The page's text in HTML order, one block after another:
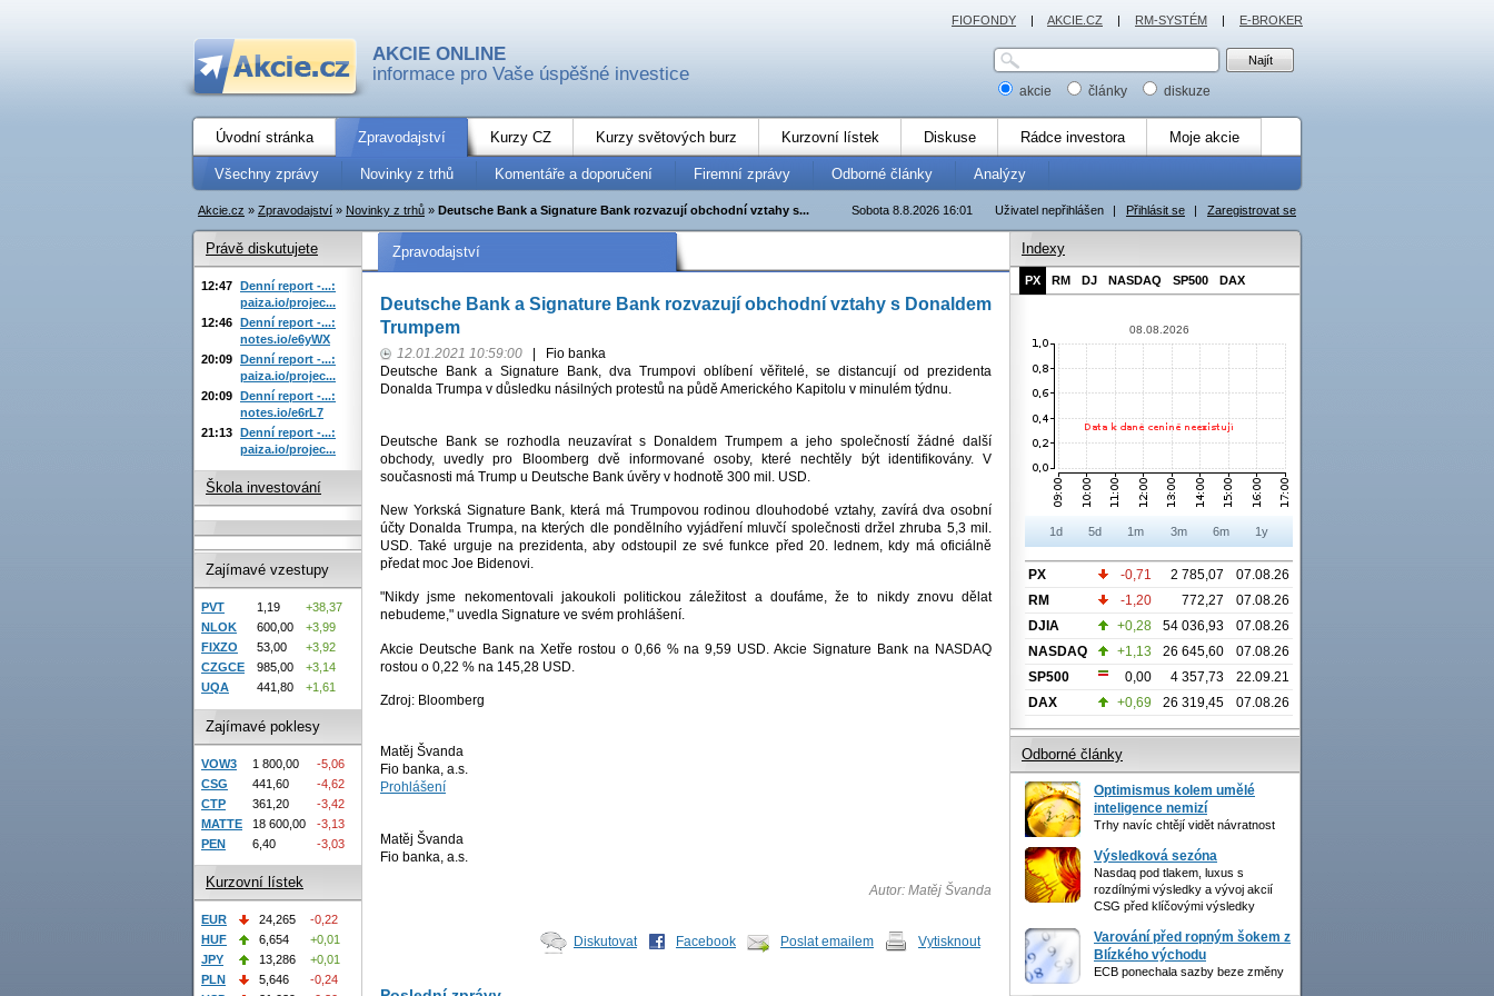
AKCIE ONLINE
informace pro Vaše úspěšné investice
akcie články diskuze
Úvodní stránka Zpravodajství Kurzy CZ Kurzy světových burz Kurzovní lístek Diskuse Rádce investora Moje akcie
Všechny zprávy Novinky z trhů Komentáře a doporučení Firemní zprávy Odborné články Analýzy
Uživatel nepřihlášen | Přihlásit se | Zaregistrovat se
Sobota 8.8.2026 16:01
Akcie.cz » Zpravodajství » Novinky z trhů » Deutsche Bank a Signature Bank rozvazují obchodní vztahy s...
Zpravodajství
Deutsche Bank a Signature Bank rozvazují obchodní vztahy s Donaldem
Trumpem
12.01.2021 10:59:00
Fio banka
Deutsche Bank a Signature Bank, dva Trumpovi oblíbení věřitelé, se distancují od prezidenta
Donalda Trumpa v důsledku násilných protestů na půdě Amerického Kapitolu v minulém týdnu.
Deutsche Bank se rozhodla neuzavírat s Donaldem Trumpem a jeho společností žádné další
obchody, uvedly pro Bloomberg dvě informované osoby, které nechtěly být identifikovány. V
současnosti má Trump u Deutsche Bank úvěry v hodnotě 300 mil. USD.
New Yorkská Signature Bank, která má Trumpovou rodinou dlouhodobé vztahy, zavírá dva osobní
účty Donalda Trumpa, na kterých dle pondělního vyjádření mluvčí společnosti držel zhruba 5,3 mil.
USD. Také urguje na prezidenta, aby odstoupil ze své funkce před 20. lednem, kdy má oficiálně
předat moc Joe Bidenovi.
"Nikdy jsme nekomentovali jakoukoli politickou záležitost a doufáme, že to nikdy znovu dělat
nebudeme," uvedla Signature ve svém prohlášení.
Akcie Deutsche Bank na Xetře rostou o 0,66 %na9,59 USD. Akcie Signature Bank na NASDAQ
rostou o 0,22 % na 145,28 USD.
Zdroj: Bloomberg
Matěj Švanda
Fio banka, a.s.
Prohlášení
Matěj Švanda
Fio banka, a.s.
Autor: Matěj Švanda
Diskutovat Facebook Poslat emailem Vytisknout
Právě diskutujete
12:47 Denní report -...:
paiza.io/projec...
12:46 Denní report -...:
notes.io/e6yWX
20:09 Denní report -...:
paiza.io/projec...
20:09 Denní report -...:
notes.io/e6rL7
21:13 Denní report -...:
paiza.io/projec...
Škola investování
Zajímavé vzestupy
PVT 1,19
+38,37
NLOK
600,00
+3,99
FIXZO
53,00
+3,92
CZGCE
985,00
+3,14
UQA
441,80 +1,61
Zajímavé poklesy
VOW3 1 800,00
-5,06
CSG
441,60
-4,62
CTP
361,20
-3,42
MATTE
18 600,00
-3,13
PEN
6,40 -3,03
Kurzovní lístek
EUR 24,265
-0,22
HUF
6,654
+0,01
JPY
13,286
+0,01
PLN
5,646
-0,24
Indexy
PX RM DJ NASDAQ SP500 DAX
08.08.2026
1d 5d 1m 3m 6m 1y
PX -0,71 2 785,07
07.08.26
RM
-1,20 772,27
07.08.26
DJIA
+0,28 54 036,93
07.08.26
NASDAQ
+1,13 26 645,60
07.08.26
SP500
0,00 4 357,73
22.09.21
DAX
+0,69 26 319,45 07.08.26
Odborné články
Optimismus kolem umělé
inteligence nemizí
Trhy navíc chtějí vidět návratnost
Výsledková sezóna
Nasdaq pod tlakem, luxus s
rozdílnými výsledky a vývoj akcií
CSG před klíčovými výsledky
Varování před ropným šokem z
Blízkého východu
ECB ponechala sazby beze změny
FIOFONDY | AKCIE.CZ | RM-SYSTÉM | E-BROKER